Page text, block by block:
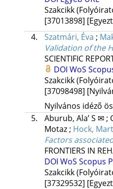
Szakcikk
[37013898]
4.
Szatmári, Éva ;
Validation of the
SCIENTIFIC
DOI WoS
Szakcikk
[37098498]
Nyilvános idéző
5.
Aburub, Ala’ S ✉ ;
Motaz ; Hock,
Factors
FRONTIERS IN
DOI WoS Scopus
Szakcikk
[37329532]